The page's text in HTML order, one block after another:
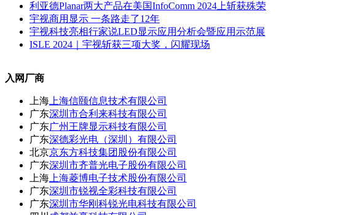
利亚德Planar两大产品在美国InfoComm 2024上斩获殊荣
宇视商用显示 一条路走了12年
宇视科技亮相行家说LED显示应用分析会暨应用示范展
ISLE 2024｜宇视斩获三项大奖，闪耀现场
入网厂商
上海 上海信颐信息技术有限公司
广东深圳市合利来科技有限公司
广东广州王牌显示科技有限公司
广东深德彩光电（深圳）有限公司
北京京东方科技集团股份有限公司
广东深圳市齐普光电子股份有限公司
上海 上海菱博电子技术股份有限公司
广东深圳市锐视全彩科技有限公司
广东深圳市华刚科锐光电科技有限公司